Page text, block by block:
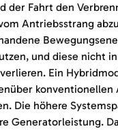
der Fahrt den
Antriebsstrang
und diese nicht
Ein
konventionellen
Die höhere
Generatorleistung.